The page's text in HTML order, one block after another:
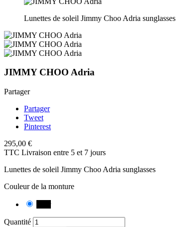
Lunettes de soleil Jimmy Choo Adria sunglasses
JIMMY CHOO Adria
Partager
Partager
Tweet
Pinterest
295,00 €
TTC Livraison entre 5 et 7 jours
Lunettes de soleil Jimmy Choo Adria sunglasses
Couleur de la monture
Quantité